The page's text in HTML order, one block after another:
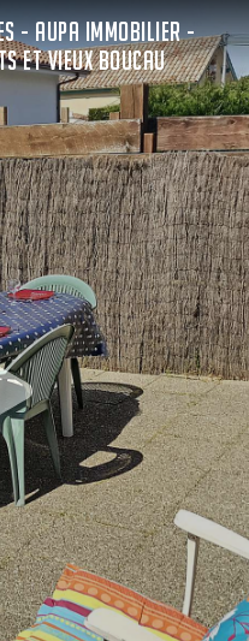
- AUPA IMMOBILIER -
ET VIEUX BOUCAU